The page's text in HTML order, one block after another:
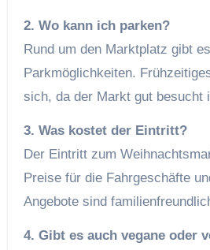
2. Wo kann ich parken?
Rund um den Marktplatz gibt
Parkmöglichkeiten.
sich, da der Markt gut besucht
3. Was kostet der Eintritt?
Der Eintritt zum
Preise für die Fahrgeschäfte
Angebote sind
4. Gibt es auch vegane oder